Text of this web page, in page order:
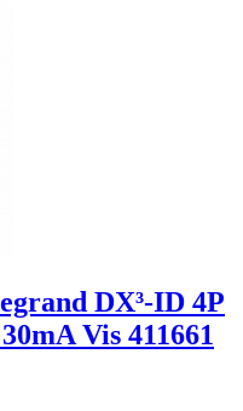
DX³-ID 4P
Vis 411661